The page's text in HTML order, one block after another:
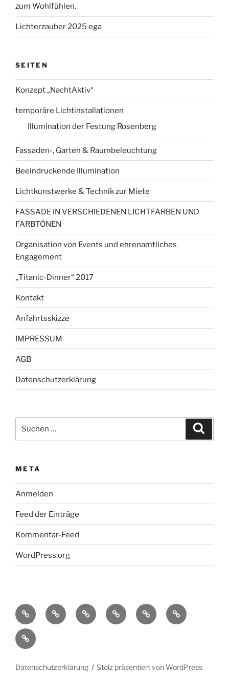
zum Wohlfühlen.
Lichterzauber 2025 ega
SEITEN
Konzept „NachtAktiv“
temporäre Lichtinstallationen
Illumination der Festung Rosenberg
Fassaden-, Garten & Raumbeleuchtung
Beeindruckende Illumination
Lichtkunstwerke & Technik zur Miete
FASSADE IN VERSCHIEDENEN LICHTFARBEN UND
FARBTÖNEN
Organisation von Events und ehrenamtliches
Engagement
„Titanic-Dinner“ 2017
Kontakt
Anfahrtsskizze
IMPRESSUM
AGB
Datenschutzerklärung
nach:
META
Anmelden
Feed der Einträge
Kommentar-Feed
WordPress.org
StartseiteKonzept
„NachtAktiv“
Fassaden-,
Garten
temporäre
Lichtinstallationen
Lichtkunstwerke
&
Miete
Kontakt
Bilder
von
Datenschutzerklärung Stolz präsentiert von WordPress